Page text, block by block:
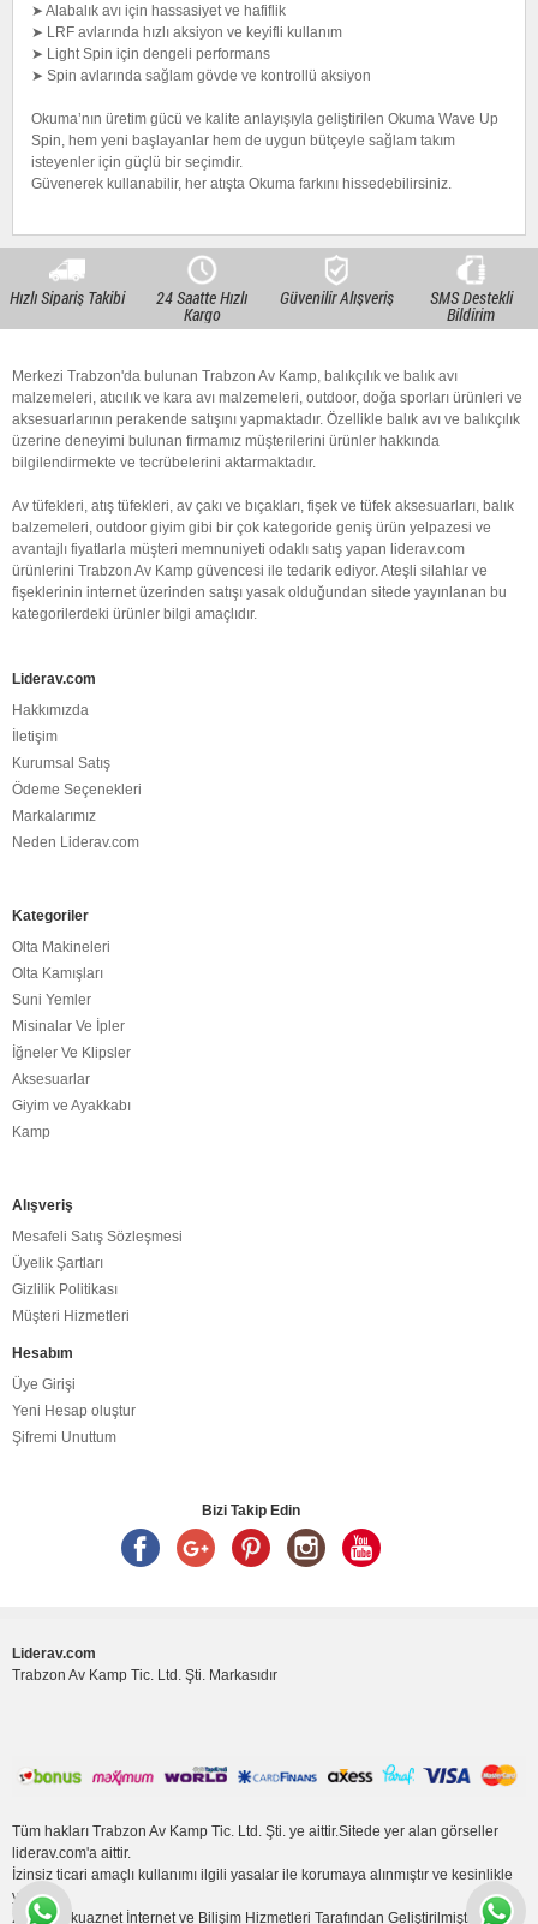
➤ Alabalık avı için hassasiyet ve hafiflik
➤ LRF avlarında hızlı aksiyon ve keyifli kullanım
➤ Light Spin için dengeli performans
➤ Spin avlarında sağlam gövde ve kontrollü aksiyon
Okuma’nın üretim gücü ve kalite anlayışıyla geliştirilen Okuma Wave Up
Spin, hem yeni başlayanlar hem de uygun bütçeyle sağlam takım
isteyenler için güçlü bir seçimdir.
Güvenerek kullanabilir, her atışta Okuma farkını hissedebilirsiniz.
Hızlı Sipariş Takibi 24 Saatte Hızlı
Kargo
Güvenilir Alışveriş SMS Destekli
Bildirim
Merkezi Trabzon'da bulunan Trabzon Av Kamp, balıkçılık ve balık avı
malzemeleri, atıcılık ve kara avı malzemeleri, outdoor, doğa sporları ürünleri ve
aksesuarlarının perakende satışını yapmaktadır. Özellikle balık avı ve balıkçılık
üzerine deneyimi bulunan firmamız müşterilerini ürünler hakkında
bilgilendirmekte ve tecrübelerini aktarmaktadır.
Av tüfekleri, atış tüfekleri, av çakı ve bıçakları, fişek ve tüfek aksesuarları, balık
balzemeleri, outdoor giyim gibi bir çok kategoride geniş ürün yelpazesi ve
avantajlı fiyatlarla müşteri memnuniyeti odaklı satış yapan liderav.com
ürünlerini Trabzon Av Kamp güvencesi ile tedarik ediyor. Ateşli silahlar ve
fişeklerinin internet üzerinden satışı yasak olduğundan sitede yayınlanan bu
kategorilerdeki ürünler bilgi amaçlıdır.
Liderav.com
Hakkımızda
İletişim
Kurumsal Satış
Ödeme Seçenekleri
Markalarımız
Neden Liderav.com
Kategoriler
Olta Makineleri
Olta Kamışları
Suni Yemler
Misinalar Ve İpler
İğneler Ve Klipsler
Aksesuarlar
Giyim ve Ayakkabı
Kamp
Alışveriş
Mesafeli Satış Sözleşmesi
Üyelik Şartları
Gizlilik Politikası
Müşteri Hizmetleri
Hesabım
Üye Girişi
Yeni Hesap oluştur
Şifremi Unuttum
Bizi Takip Edin
Liderav.com
Trabzon Av Kamp Tic. Ltd. Şti. Markasıdır
Tüm hakları Trabzon Av Kamp Tic. Ltd. Şti. ye aittir.Sitede yer alan görseller
liderav.com'a aittir.
İzinsiz ticari amaçlı kullanımı ilgili yasalar ile korumaya alınmıştır ve kesinlikle
yasaktır.
2017Turkuaznet İnternet ve Bilişim Hizmetleri Tarafından Geliştirilmiştir.